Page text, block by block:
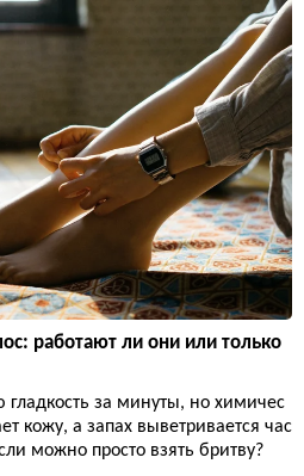
работают ли они или только
за минуты, но химичес
кожу, а запах выветривается час
можно просто взять бритву?